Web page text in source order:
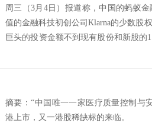
周三（3月4日）报道称，中国的蚂蚁
值的金融科技初创公司Klarna的少数股
巨头的投资金额不到现有股份和新股的
摘要：“中国唯一一家医疗质量控制与
港上市，又一港股稀缺标的来临。